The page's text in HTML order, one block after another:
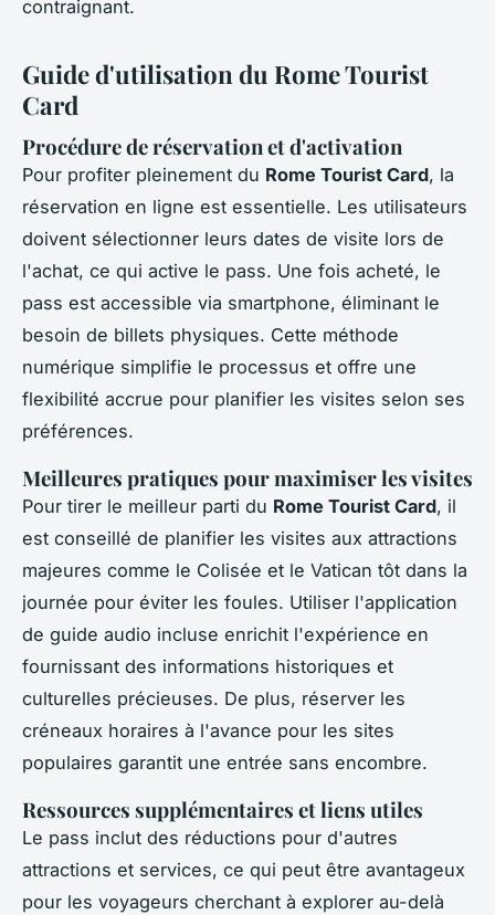
contraignant.
Guide d'utilisation du Rome Tourist
Card
Procédure de réservation et d'activation
Pour profiter pleinement du Rome Tourist Card, la
réservation en ligne est essentielle. Les utilisateurs
doivent sélectionner leurs dates de visite lors de
l'achat, ce qui active le pass. Une fois acheté, le
pass est accessible via smartphone, éliminant le
besoin de billets physiques. Cette méthode
numérique simplifie le processus et offre une
flexibilité accrue pour planifier les visites selon ses
préférences.
Meilleures pratiques pour maximiser les visites
Pour tirer le meilleur parti du Rome Tourist Card, il
est conseillé de planifier les visites aux attractions
majeures comme le Colisée et le Vatican tôt dans la
journée pour éviter les foules. Utiliser l'application
de guide audio incluse enrichit l'expérience en
fournissant des informations historiques et
culturelles précieuses. De plus, réserver les
créneaux horaires à l'avance pour les sites
populaires garantit une entrée sans encombre.
Ressources supplémentaires et liens utiles
Le pass inclut des réductions pour d'autres
attractions et services, ce qui peut être avantageux
pour les voyageurs cherchant à explorer au-delà